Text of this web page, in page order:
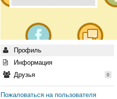
Профиль
Информация
Друзья
0
Пожаловаться на пользователя